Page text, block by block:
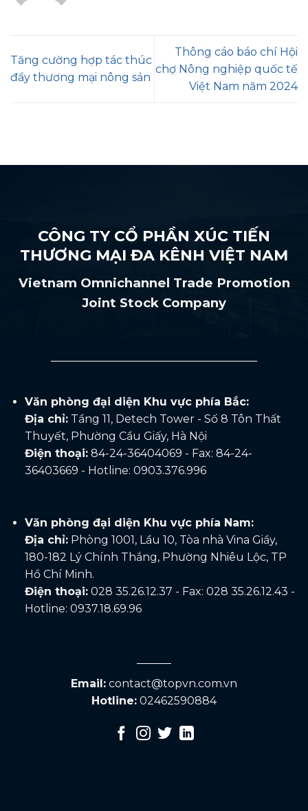
Tăng cường hợp tác thúc
đẩy thương mại nông sản
Thông cáo báo chí Hội
chợ Nông nghiệp quốc tế
Việt Nam năm 2024
CÔNG TY CỔ PHẦN XÚC TIẾN
THƯƠNG MẠI ĐA KÊNH VIỆT NAM
Vietnam Omnichannel Trade Promotion
Joint Stock Company
Văn phòng đại diện Khu vực phía Bắc:
Địa chỉ:Tầng 11, Detech Tower - Số 8 Tôn Thất
Thuyết, Phường Cầu Giấy, Hà Nội
Điện thoại:84-24-36404069 - Fax: 84-24-
36403669 - Hotline: 0903.376.996
Văn phòng đại diện Khu vực phía Nam:
Địa chỉ:Phòng 1001, Lầu 10, Tòa nhà Vina Giầy,
180-182 Lý Chính Thắng, Phường Nhiêu Lộc, TP
Hồ Chí Minh.
Điện thoại:028 35.26.12.37 - Fax: 028 35.26.12.43 -
Hotline: 0937.18.69.96
Email: contact@topvn.com.vn
Hotline: 02462590884